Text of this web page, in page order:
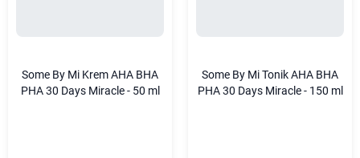
Some By Mi Krem AHA BHA
PHA 30 Days Miracle - 50 ml
Some By Mi Tonik AHA BHA
PHA 30 Days Miracle - 150 ml